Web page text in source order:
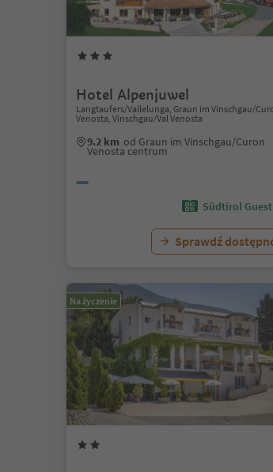
Hotel Alpenjuwel
Langtaufers/Vallelunga, Graun im Vinschgau/
Venosta, Vinschgau/Val Venosta
9.2 km od Graun im Vinschgau/Curon
Venosta centrum
Südtirol Guest
Sprawdź
Na życzenie